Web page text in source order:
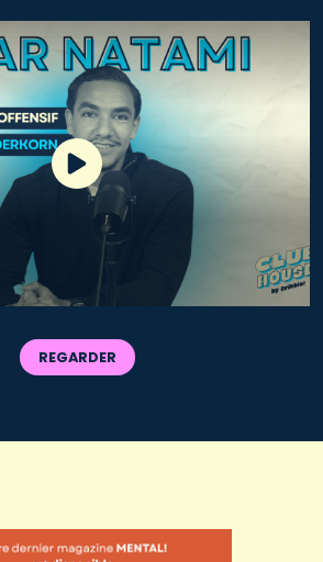
REGARDER